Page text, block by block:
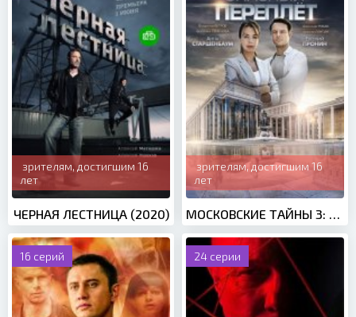
зрителям, достигшим 16
лет
ЧЕРНАЯ ЛЕСТНИЦА (2020)
зрителям, достигшим 16
лет
МОСКОВСКИЕ ТАЙНЫ 3: ОПАСНЫЙ ПЕРЕПЛЕТ (2018)
16 серий 24 серии